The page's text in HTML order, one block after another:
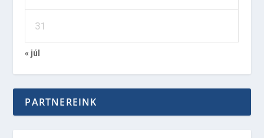
31
« júl
PARTNEREINK